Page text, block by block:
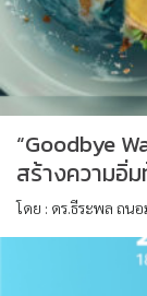
“Goodbye
สร้างความอิ่
โดย : ดร.ธีระพล ถน